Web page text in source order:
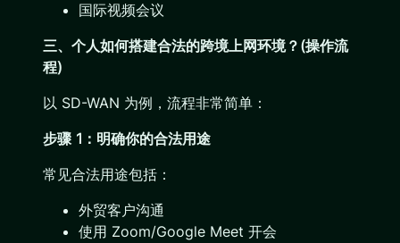
国际视频会议
三、个人如何搭建合法的跨境上网环境？(操作流
程)
以 SD-WAN 为例，流程非常简单：
步骤 1：明确你的合法用途
常见合法用途包括：
外贸客户沟通
使用 Zoom/Google Meet 开会